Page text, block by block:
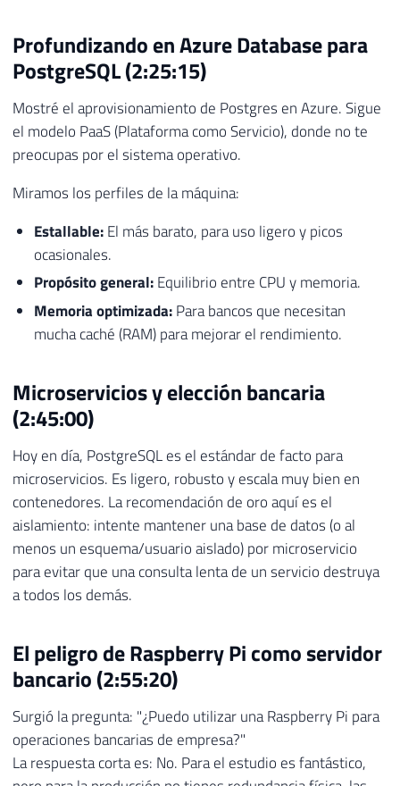
Profundizando en Azure Database para
PostgreSQL (2:25:15)
Mostré el aprovisionamiento de Postgres en Azure. Sigue
el modelo PaaS (Plataforma como Servicio), donde no te
preocupas por el sistema operativo.
Miramos los perfiles de la máquina:
Estallable:El más barato, para uso ligero y picos
ocasionales.
Propósito general:Equilibrio entre CPU y memoria.
Memoria optimizada:Para bancos que necesitan
mucha caché (RAM) para mejorar el rendimiento.
Microservicios y elección bancaria
(2:45:00)
Hoy en día, PostgreSQL es el estándar de facto para
microservicios. Es ligero, robusto y escala muy bien en
contenedores. La recomendación de oro aquí es el
aislamiento: intente mantener una base de datos (o al
menos un esquema/usuario aislado) por microservicio
para evitar que una consulta lenta de un servicio destruya
a todos los demás.
El peligro de Raspberry Pi como servidor
bancario (2:55:20)
Surgió la pregunta: "¿Puedo utilizar una Raspberry Pi para
operaciones bancarias de empresa?"
La respuesta corta es: No. Para el estudio es fantástico,